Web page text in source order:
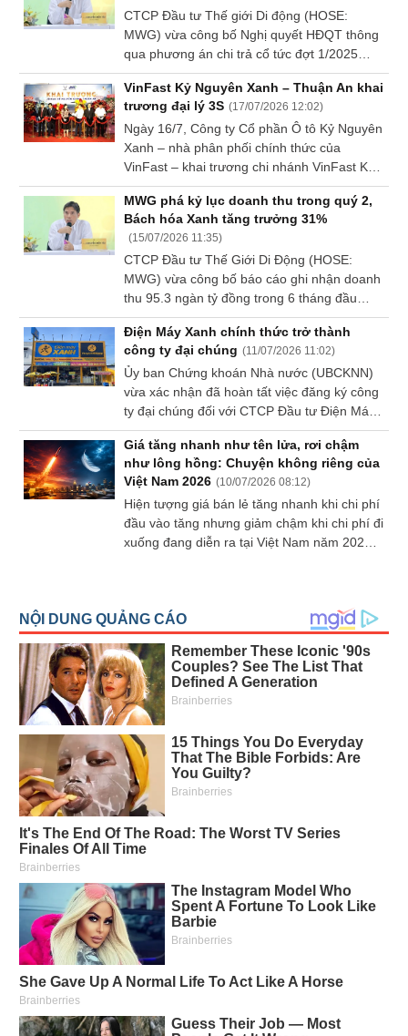
CTCP Đầu tư Thế giới Di động (HOSE:
MWG) vừa công bố Nghị quyết HĐQT thông
qua phương án chi trả cổ tức đợt 1/2025
bằng tiền mặt với tỷ lệ 10%, tương ứng
1,000 đồng/cp.
VinFast Kỷ Nguyên Xanh – Thuận An khai
trương đại lý 3S (17/07/2026 12:02)
Ngày 16/7, Công ty Cổ phần Ô tô Kỷ Nguyên
Xanh – nhà phân phối chính thức của
VinFast – khai trương chi nhánh VinFast Kỷ
Nguyên Xanh – Thuận An theo mô hình 3S,
cung cấp đầy đủ các dịch vụ bán hàng
(Sales), bảo dưỡng, sửa chữa (Service) và
phụ tùng chính hãng (Spare Parts). Đây là
showroom thứ hai của doanh nghiệp sau
VinFast Kỷ Nguyên Xanh – Thủ Dầu Một,
khai trương vào tháng 5 vừa qua.
MWG phá kỷ lục doanh thu trong quý 2,
Bách hóa Xanh tăng trưởng 31%
(15/07/2026 11:35)
CTCP Đầu tư Thế Giới Di Động (HOSE:
MWG) vừa công bố báo cáo ghi nhận doanh
thu 95.3 ngàn tỷ đồng trong 6 tháng đầu
năm 2026, tăng trưởng 29.4%. Như vậy, tập
đoàn bán lẻ đa ngành đã đạt doanh thu trên
48.8 ngàn tỷ đồng trong quý 2, tăng trưởng
30.2% và cũng là mức doanh thu quý cao
nhất trong lịch sử Doanh nghiệp.
Điện Máy Xanh chính thức trở thành
công ty đại chúng (11/07/2026 11:02)
Ủy ban Chứng khoán Nhà nước (UBCKNN)
vừa xác nhận đã hoàn tất việc đăng ký công
ty đại chúng đối với CTCP Đầu tư Điện Máy
Xanh.
Giá tăng nhanh như tên lửa, rơi chậm
như lông hồng: Chuyện không riêng của
Việt Nam 2026 (10/07/2026 08:12)
Hiện tượng giá bán lẻ tăng nhanh khi chi phí
đầu vào tăng nhưng giảm chậm khi chi phí đi
xuống đang diễn ra tại Việt Nam năm 2026.
tắc kế toán hàng tồn kho.
Dữ